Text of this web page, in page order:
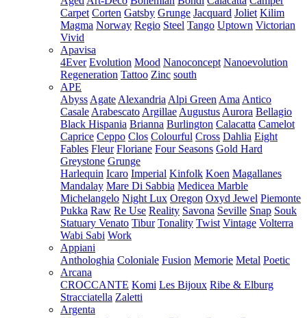
Carpet Corten Gatsby Grunge Jacquard Joliet Kilim
Magma Norway Regio Steel Tango Uptown Victorian
Vivid
Apavisa
4Ever Evolution Mood Nanoconcept Nanoevolution
Regeneration Tattoo Zinc south
APE
Abyss Agate Alexandria Alpi Green Ama Antico
Casale Arabescato Argillae Augustus Aurora Bellagio
Black Hispania Brianna Burlington Calacatta Camelot
Caprice Ceppo Clos Colourful Cross Dahlia Eight
Fables Fleur Floriane Four Seasons Gold Hard
Greystone Grunge
Harlequin Icaro Imperial Kinfolk Koen Magallanes
Mandalay Mare Di Sabbia Medicea Marble
Michelangelo Night Lux Oregon Oxyd Jewel Piemonte
Pukka Raw Re Use Reality Savona Seville Snap Souk
Statuary Venato Tibur Tonality Twist Vintage Volterra
Wabi Sabi Work
Appiani
Anthologhia Coloniale Fusion Memorie Metal Poetic
Arcana
CROCCANTE Komi Les Bijoux Ribe & Elburg
Stracciatella Zaletti
Argenta